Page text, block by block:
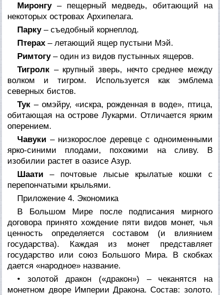
Миронгу– пещерный медведь, обитающий на
некоторых островах Архипелага.
Парку– съедобный корнеплод.
Птерах – летающий ящер пустыни Мэй.
Римтогу– один из видов пустынных ящеров.
Тигролк – крупный зверь, нечто среднее между
волком и тигром. Используется как эмблема
северных бистов.
Тук – омэйру, «искра, рожденная в воде», птица,
обитающая на острове Лукарми. Отличается ярким
оперением.
Чавуки – низкорослое деревце с одноименными
ярко-синими плодами, похожими на сливу. В
изобилии растет в оазисе Азур.
Шаати – почтовые лысые крылатые кошки с
перепончатыми крыльями.
Приложение 4. Экономика
В Большом Мире после подписания мирного
договора принято хождение пяти видов монет, чья
ценность определяется составом (и влиянием
государства). Каждая из монет представляет
государство или союз Большого Мира. В скобках
дается «народное» название.
• золотой дракон («дракон») – чеканятся на
монетном дворе Империи Дракона. Состав: золото.